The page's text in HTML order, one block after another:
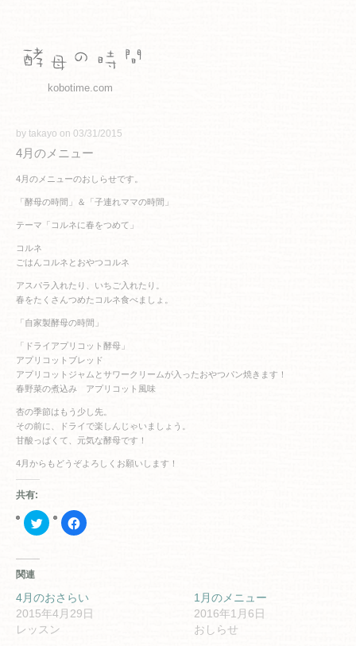
kobotime.com
4月のメニュー
by takayo on 03/31/2015
4月のメニューのおしらせです。
「酵母の時間」＆「子連れママの時間」
テーマ「コルネに春をつめて」
コルネ
ごはんコルネとおやつコルネ
アスパラ入れたり、いちご入れたり。
春をたくさんつめたコルネ食べましょ。
「自家製酵母の時間」
「ドライアプリコット酵母」
アプリコットブレッド
アプリコットジャムとサワークリームが入ったおやつパン焼きます！
春野菜の煮込み アプリコット風味
杏の季節はもう少し先。
その前に、ドライで楽しんじゃいましょう。
甘酸っぱくて、元気な酵母です！
4月からもどうぞよろしくお願いします！
共有:
ク
リ
共
有
(新
し
い
Facebook
で
ク
リ
ッ
関連
4月のおさらい
2015年4月29日
レッスン
1月のメニュー
2016年1月6日
おしらせ